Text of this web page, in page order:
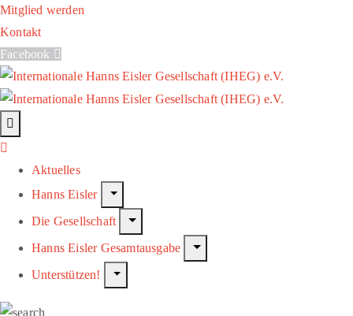
Mitglied werden
Kontakt
Facebook
Aktuelles
Hanns Eisler
Die Gesellschaft
Hanns Eisler Gesamtausgabe
Unterstützen!